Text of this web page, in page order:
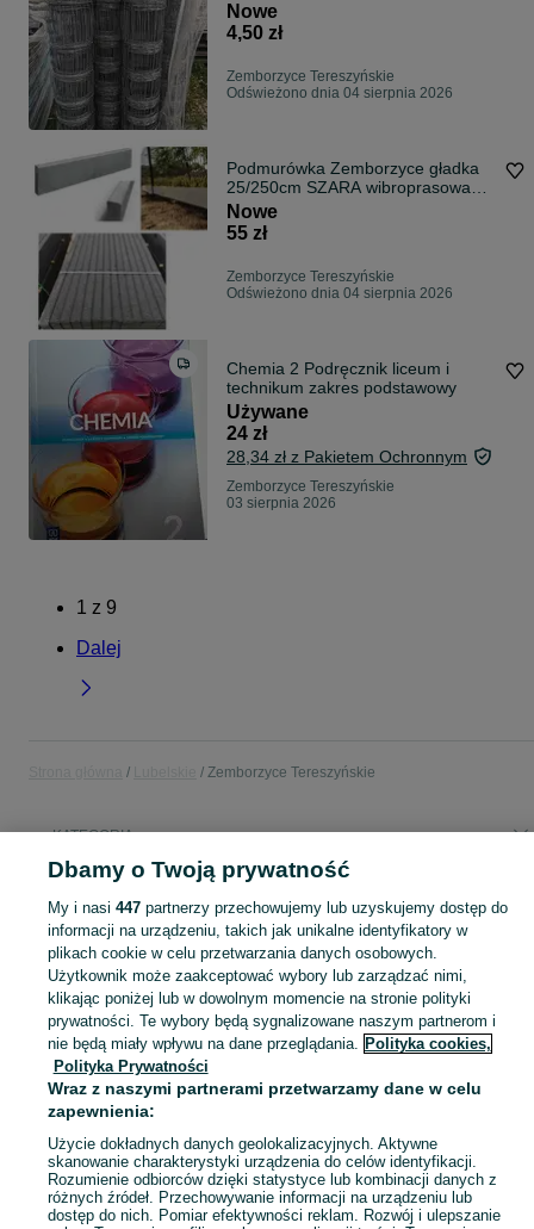
Nowe
4,50 zł
Zemborzyce Tereszyńskie
Odświeżono dnia 04 sierpnia 2026
Podmurówka Zemborzyce gładka
25/250cm SZARA wibroprasowana,
zbrojona
Nowe
55 zł
Zemborzyce Tereszyńskie
Odświeżono dnia 04 sierpnia 2026
Chemia 2 Podręcznik liceum i
technikum zakres podstawowy
Używane
24 zł
28,34 zł z Pakietem Ochronnym
Zemborzyce Tereszyńskie
03 sierpnia 2026
1 z 9
Dalej
Zemborzyce Tereszyńskie
KATEGORIA
drzwi 80
Zobacz
Mapa kategorii
Mapa miejscowości
Mapa ministron
Popularne wyszukiwania
Dbamy o Twoją prywatność
My i nasi 447partnerzy przechowujemy lub uzyskujemy dostęp do
informacji na urządzeniu, takich jak unikalne identyfikatory w
plikach cookie w celu przetwarzania danych osobowych.
Użytkownik może zaakceptować wybory lub zarządzać nimi,
klikając poniżej lub w dowolnym momencie na stronie polityki
prywatności. Te wybory będą sygnalizowane naszym partnerom i
nie będą miały wpływu na dane przeglądania. Polityka cookies,
Polityka Prywatności
Wraz z naszymi partnerami przetwarzamy dane w celu
zapewnienia:
Użycie dokładnych danych geolokalizacyjnych. Aktywne
skanowanie charakterystyki urządzenia do celów identyfikacji.
Rozumienie odbiorców dzięki statystyce lub kombinacji danych z
różnych źródeł. Przechowywanie informacji na urządzeniu lub
dostęp do nich. Pomiar efektywności reklam. Rozwój i ulepszanie